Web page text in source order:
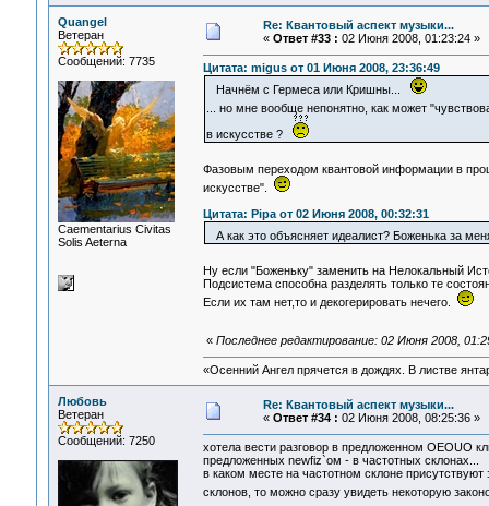
Quangel
Ветеран
Сообщений: 7735
Сaementarius Civitas
Solis Aeterna
Re: Квантовый аспект музыки...
« Ответ #33 : 02 Июня 2008, 01:23:24 »
Цитата: migus от 01 Июня 2008, 23:36:49
Начнём с Гермеса или Кришны...
... но мне вообще непонятно, как может
в искусстве ?
Фазовым переходом квантовой информации в
искусстве".
Цитата: Pipa от 02 Июня 2008, 00:32:31
А как это объясняет идеалист? Боженька за
Ну если "Боженьку" заменить на Нелокальный
Подсистема способна разделять только те
Если их там нет,то и декогерировать нечего.
« Последнее редактирование: 02 Июня 2008,
«Осенний Ангел прячется в дождях. В листве
Любовь
Ветеран
Сообщений: 7250
Re: Квантовый аспект музыки...
« Ответ #34 : 02 Июня 2008, 08:25:36 »
хотела вести разговор в предложенном OEOUO
предложенных newfiz`ом - в частотных склонах...
в каком месте на частотном склоне
склонов, то можно сразу увидеть некоторую